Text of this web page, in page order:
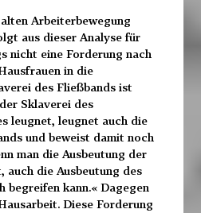
Arbeiterbewegung
aus dieser Analyse für
nicht eine Forderung nach
in die
des Fließbands ist
Sklaverei des
leugnet, leugnet auch die
und beweist damit noch
man die Ausbeutung der
auch die Ausbeutung des
begreifen kann.« Dagegen
Diese Forderung